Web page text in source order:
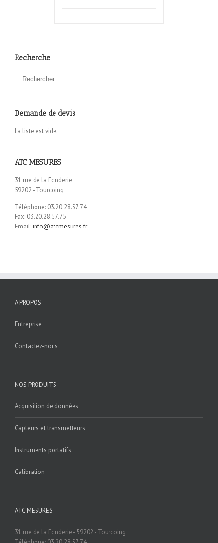
Recherche
Demande de devis
La liste est vide.
ATC MESURES
31 rue de la Fonderie
59202 - Tourcoing
Téléphone: 03.20.28.57.74
Fax: 03.20.28.57.75
Email:info@atcmesures.fr
A PROPOS
Entreprise
Contactez-nous
NOS PRODUITS
Acquisition de données
Capteurs et transmetteurs
Instruments portatifs
Calibration
ATC MESURES
31 rue de la Fonderie - 59202 - Tourcoing